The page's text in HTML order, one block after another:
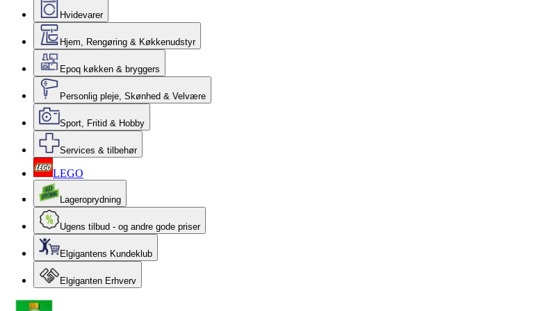
Hvidevarer
Hjem, Rengøring & Køkkenudstyr
Epoq køkken & bryggers
Personlig pleje, Skønhed & Velvære
Sport, Fritid & Hobby
Services & tilbehør
LEGO
Lageroprydning
Ugens tilbud - og andre gode priser
Elgigantens Kundeklub
Elgiganten Erhverv